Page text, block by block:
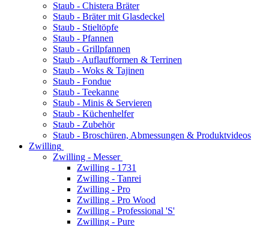
Staub - Chistera Bräter
Staub - Bräter mit Glasdeckel
Staub - Stieltöpfe
Staub - Pfannen
Staub - Grillpfannen
Staub - Auflaufformen & Terrinen
Staub - Woks & Tajinen
Staub - Fondue
Staub - Teekanne
Staub - Minis & Servieren
Staub - Küchenhelfer
Staub - Zubehör
Staub - Broschüren, Abmessungen & Produktvideos
Zwilling
Zwilling - Messer
Zwilling - 1731
Zwilling - Tanrei
Zwilling - Pro
Zwilling - Pro Wood
Zwilling - Professional 'S'
Zwilling - Pure